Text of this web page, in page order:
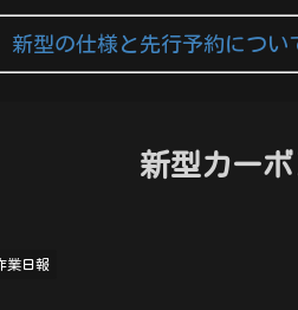
新型の仕様と先行予約につい
新型カー
業日報